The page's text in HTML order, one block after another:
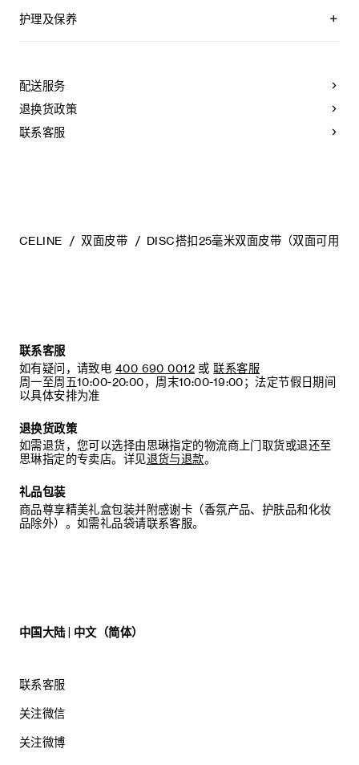
附赠2个皮革环，配合不同面使用
宽度：1英寸（2.5厘米）
金属
银色饰面
宽度：1英寸（2.5厘米）
护理及保养
为长期保持皮带美观，请您遵循以下建议：
- 避免接触水、油、香水和化妆品。如果不小心沾湿了皮带，请
使用柔软的浅色布轻轻擦拭，吸干残留液体。
配送服务
退换货政策
联系客服
CELINE 双面皮带 DISC搭扣25毫米双面皮带（双面可用）
联系客服
如有疑问，请致电 400 690 0012 或 联系客服
周一至周五10:00-20:00，周末10:00-19:00；法定节假日期间
以具体安排为准
退换货政策
如需退货，您可以选择由思琳指定的物流商上门取货或退还至
思琳指定的专卖店。详见退货与退款。
礼品包装
商品尊享精美礼盒包装并附感谢卡（香氛产品、护肤品和化妆
品除外）。如需礼品袋请联系客服。
中国大陆 | 中文（简体）
联系客服
关注微信
关注微博